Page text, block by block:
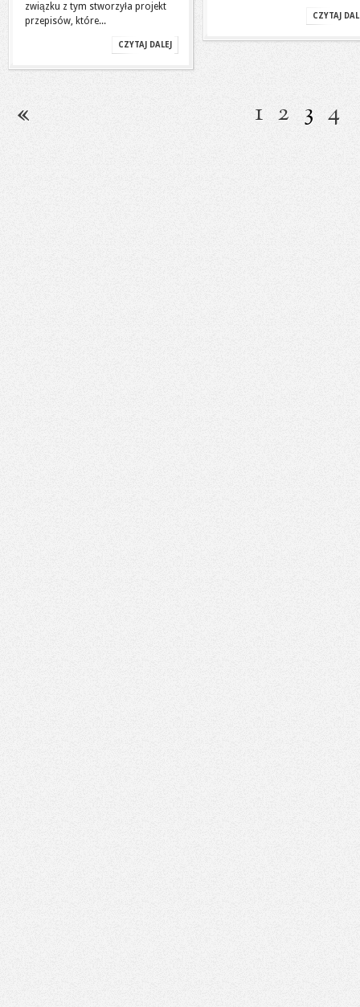
związku z tym stworzyła projekt
przepisów, które...
CZYTAJ DALEJ
CZYTAJ
1 2 3 4